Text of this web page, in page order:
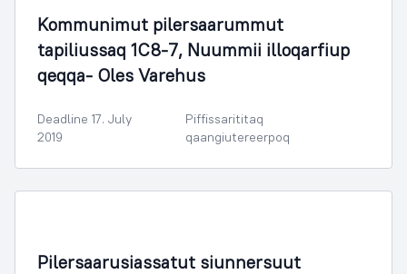
Kommunimut pilersaarummut
tapiliussaq 1C8-7, Nuummii illoqarfiup
qeqqa- Oles Varehus
Deadline 17. July
2019
Piffissarititaq
qaangiutereerpoq
Pilersaarusiassatut siunnersuut